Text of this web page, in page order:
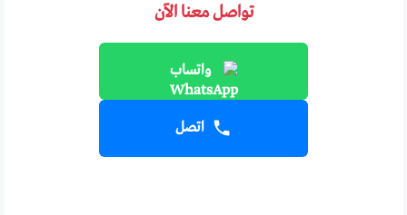
تواصل معنا الآن
واتساب
اتصل